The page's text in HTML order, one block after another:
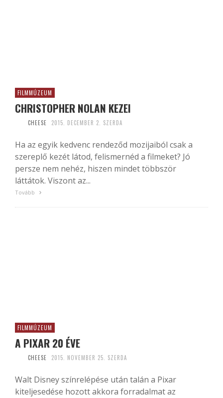
FILMMÚZEUM
CHRISTOPHER NOLAN KEZEI
CHEESE 2015. DECEMBER 2. SZERDA
Ha az egyik kedvenc rendeződ mozijaiból csak a
szereplő kezét látod, felismernéd a filmeket? Jó
persze nem nehéz, hiszen mindet többször
láttátok. Viszont az...
Tovább
FILMMÚZEUM
A PIXAR 20 ÉVE
CHEESE 2015. NOVEMBER 25. SZERDA
Walt Disney színrelépése után talán a Pixar
kiteljesedése hozott akkora forradalmat az